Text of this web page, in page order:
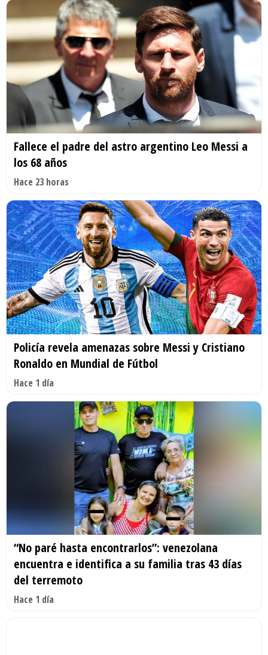
Fallece el padre del astro argentino Leo Messi a
los 68 años
Hace 23 horas
Policía revela amenazas sobre Messi y Cristiano
Ronaldo en Mundial de Fútbol
Hace 1 día
“No paré hasta encontrarlos”: venezolana
encuentra e identifica a su familia tras 43 días
del terremoto
Hace 1 día